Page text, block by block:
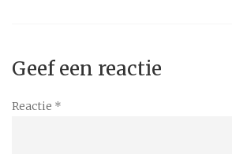
Geef een reactie
Reactie *